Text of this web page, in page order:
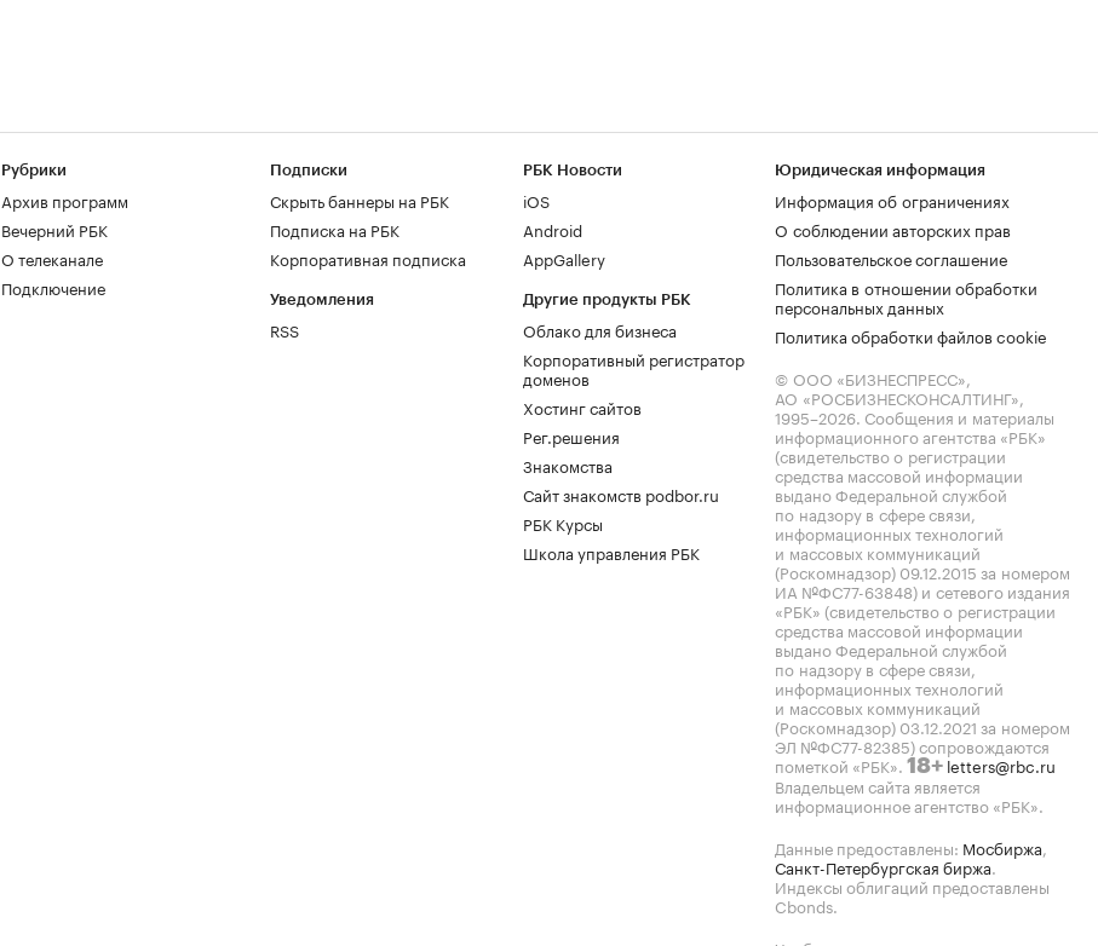
Рубрики
Архив программ
Вечерний РБК
О телеканале
Подключение
Подписки
Скрыть баннеры на РБК
Подписка на РБК
Корпоративная подписка
Уведомления
RSS
РБК Новости
iOS
Android
AppGallery
Другие продукты РБК
Облако для бизнеса
Корпоративный регистратор
доменов
Хостинг сайтов
Рег.решения
Знакомства
Сайт знакомств podbor.ru
РБК Курсы
Школа управления РБК
Юридическая информация
Информация об ограничениях
О соблюдении авторских прав
Пользовательское соглашение
Политика в отношении обработки
персональных данных
Политика обработки файлов cookie
© ООО «БИЗНЕСПРЕСС»,
АО «РОСБИЗНЕСКОНСАЛТИНГ»,
1995–2026. Сообщения и материалы
информационного агентства «РБК»
(свидетельство о регистрации
средства массовой информации
выдано Федеральной службой
по надзору в сфере связи,
информационных технологий
и массовых коммуникаций
(Роскомнадзор) 09.12.2015 за номером
ИА №ФС77-63848) и сетевого издания
«РБК» (свидетельство о регистрации
средства массовой информации
выдано Федеральной службой
по надзору в сфере связи,
информационных технологий
и массовых коммуникаций
(Роскомнадзор) 03.12.2021 за номером
ЭЛ №ФС77-82385) сопровождаются
пометкой «РБК». 18+ letters@rbc.ru
Владельцем сайта является
информационное агентство «РБК».
Данные предоставлены: Мосбиржа,
Санкт-Петербургская биржа.
Индексы облигаций предоставлены
Cbonds.